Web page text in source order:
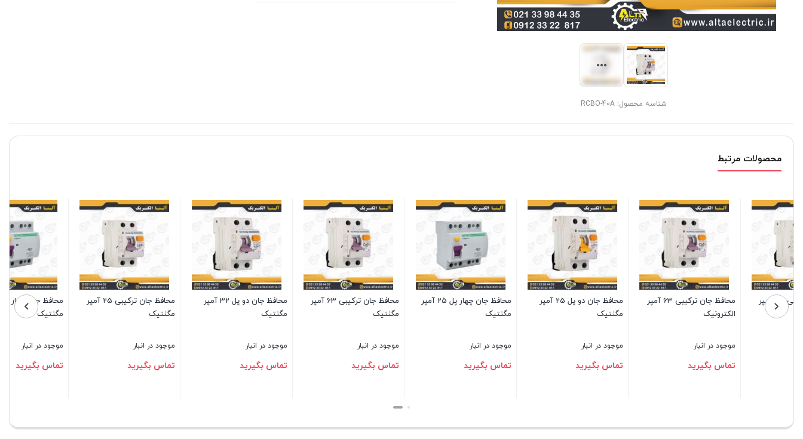
شناسه محصول:RCBO-40A
محصولات مرتبط
محافظ جان چهار پل 25 آمپر
مگنتیک
محافظ جان ترکیبی 63 آمپر
محافظ جان دو پل 32 آمپر
محافظ جان ترکیبی 25 آمپر
محافظ جان چهار پل 40 آمپر
محافظ جان ترکیبی 50 آمپر
الکترونیک
موجود در انبار
تماس بگیرید
محافظ جان ترکیبی 16 آمپر
الکترونیک
موجود در انبار
تماس بگیرید